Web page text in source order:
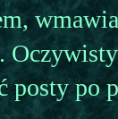
posty po